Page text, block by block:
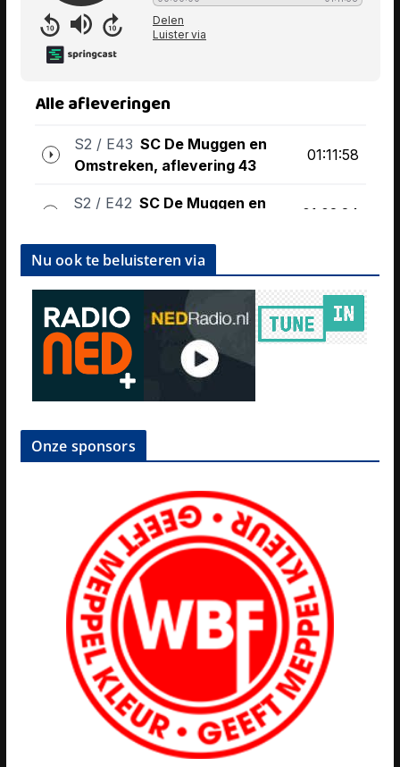
Nu ook te beluisteren via
Onze sponsors